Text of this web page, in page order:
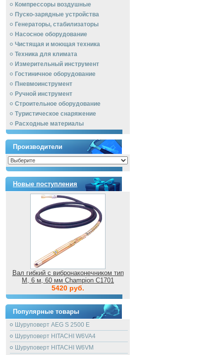
Компрессоры воздушные
Пуско-зарядные устройства
Генераторы, стабилизаторы
Насосное оборудование
Чистящая и моющая техника
Техника для климата
Измерительный инструмент
Гостиничное оборудование
Пневмоинструмент
Ручной инcтрумент
Строительное оборудование
Туристическое снаряжение
Расходные материалы
Производители
Новые поступления
Вал гибкий с вибронаконечником тип
M, 6 м, 60 мм Champion C1701
5420 руб.
Популярные товары
Шуруповерт AEG S 2500 E
Шуруповерт HITACHI W6VA4
Шуруповерт HITACHI W6VM